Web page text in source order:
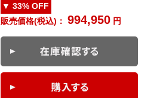
▼ 33% OFF
販売価格(税込)：994,950 円